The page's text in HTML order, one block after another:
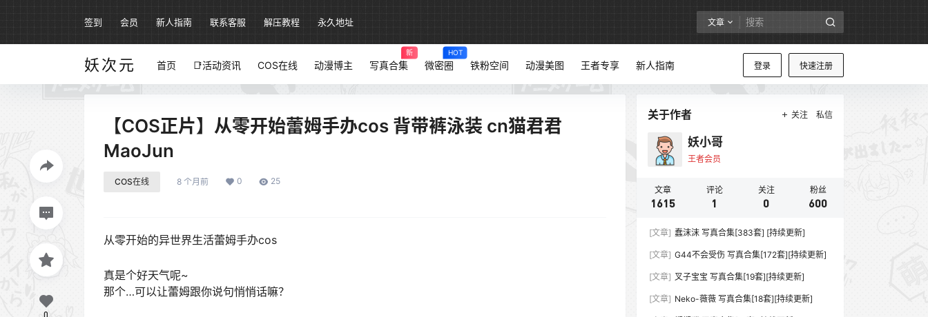
签到 会员 新人指南 联系客服 解压教程 永久地址 文章
妖次元 登录 快速注册
首页 📑活动资讯 COS在线 动漫博主 写真合集
新
微密圈
HOT
铁粉空间 动漫美图 王者专享 新人指南
【COS正片】从零开始蕾姆手办cos 背带裤泳装 cn猫君君
MaoJun
COS在线 8 个月前 0 25
从零开始的异世界生活蕾姆手办cos
真是个好天气呢~
那个…可以让蕾姆跟你说句悄悄话嘛？
关于作者 关注 私信
妖小哥
王者会员
文章
1615
评论
1
关注
0
粉丝
600
[文章] 蠢沫沫 写真合集[383套] [持续更新]
[文章] G44不会受伤 写真合集[172套][持续更新]
[文章] 叉子宝宝 写真合集[19套][持续更新]
[文章] Neko-薇薇 写真合集[18套][持续更新]